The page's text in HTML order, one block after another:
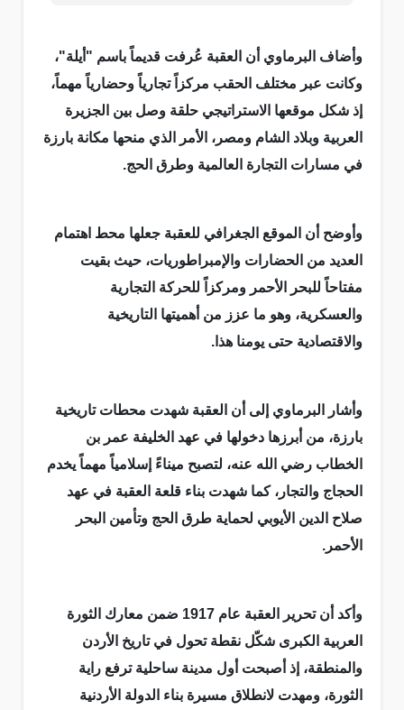
وأضاف البرماوي أن العقبة عُرفت قديماً باسم "أيلة"،
وكانت عبر مختلف الحقب مركزاً تجارياً وحضارياً مهماً،
إذ شكل موقعها الاستراتيجي حلقة وصل بين الجزيرة
العربية وبلاد الشام ومصر، الأمر الذي منحها مكانة بارزة
في مسارات التجارة العالمية وطرق الحج.
وأوضح أن الموقع الجغرافي للعقبة جعلها محط اهتمام
العديد من الحضارات والإمبراطوريات، حيث بقيت
مفتاحاً للبحر الأحمر ومركزاً للحركة التجارية
والعسكرية، وهو ما عزز من أهميتها التاريخية
والاقتصادية حتى يومنا هذا.
وأشار البرماوي إلى أن العقبة شهدت محطات تاريخية
بارزة، من أبرزها دخولها في عهد الخليفة عمر بن
الخطاب رضي الله عنه، لتصبح ميناءً إسلامياً مهماً يخدم
الحجاج والتجار، كما شهدت بناء قلعة العقبة في عهد
صلاح الدين الأيوبي لحماية طرق الحج وتأمين البحر
الأحمر.
وأكد أن تحرير العقبة عام 1917 ضمن معارك الثورة
العربية الكبرى شكّل نقطة تحول في تاريخ الأردن
والمنطقة، إذ أصبحت أول مدينة ساحلية ترفع راية
الثورة، ومهدت لانطلاق مسيرة بناء الدولة الأردنية